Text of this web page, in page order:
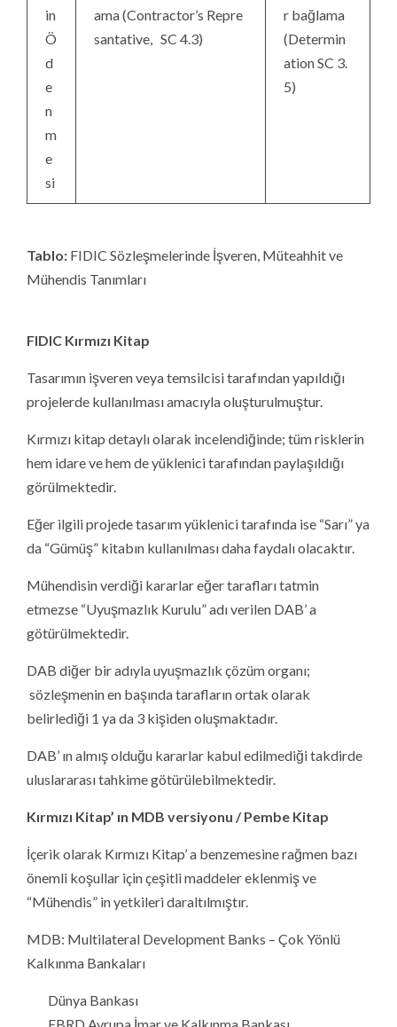
in
Ö
d
e
n
m
e
si
ama (Contractor’s Repre
santative, SC 4.3)
r bağlama
(Determin
ation SC 3.
5)
Tablo: FIDIC Sözleşmelerinde İşveren, Müteahhit ve
Mühendis Tanımları
FIDIC Kırmızı Kitap
Tasarımın işveren veya temsilcisi tarafından yapıldığı
projelerde kullanılması amacıyla oluşturulmuştur.
Kırmızı kitap detaylı olarak incelendiğinde; tüm risklerin
hem idare ve hem de yüklenici tarafından paylaşıldığı
görülmektedir.
Eğer ilgili projede tasarım yüklenici tarafında ise “Sarı” ya
da “Gümüş” kitabın kullanılması daha faydalı olacaktır.
Mühendisin verdiği kararlar eğer tarafları tatmin
etmezse “Uyuşmazlık Kurulu” adı verilen DAB’ a
götürülmektedir.
DAB diğer bir adıyla uyuşmazlık çözüm organı;
sözleşmenin en başında tarafların ortak olarak
belirlediği 1 ya da 3 kişiden oluşmaktadır.
DAB’ ın almış olduğu kararlar kabul edilmediği takdirde
uluslararası tahkime götürülebilmektedir.
Kırmızı Kitap’ ın MDB versiyonu / Pembe Kitap
İçerik olarak Kırmızı Kitap’ a benzemesine rağmen bazı
önemli koşullar için çeşitli maddeler eklenmiş ve
“Mühendis” in yetkileri daraltılmıştır.
MDB: Multilateral Development Banks – Çok Yönlü
Kalkınma Bankaları
Dünya Bankası